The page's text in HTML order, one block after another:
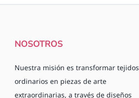
NOSOTROS
Nuestra misión es transformar tejidos
ordinarios en piezas de arte
extraordinarias, a través de diseños